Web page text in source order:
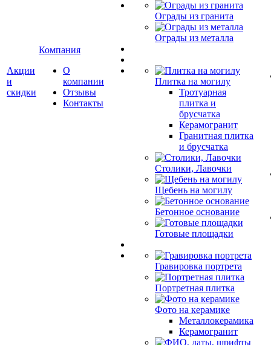
Акции
и
скидки
Компания
О
компании
Отзывы
Контакты
Ограды из гранита
Ограды из металла
Плитка на могилу
Тротуарная
плитка и
брусчатка
Керамогранит
Гранитная плитка
и брусчатка
Столики, Лавочки
Щебень на могилу
Бетонное основание
Готовые площадки
Гравировка портрета
Портретная плитка
Фото на керамике
Металлокерамика
Керамогранит